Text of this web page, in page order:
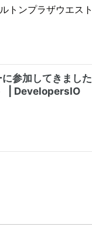
トンプラザウエス